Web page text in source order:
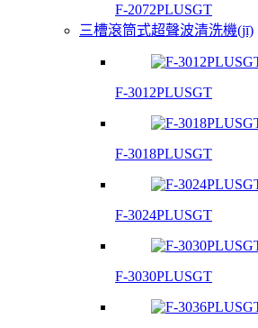
F-2072PLUSGT
三槽滾筒式超聲波清洗機(jī)
F-3012PLUSGT
F-3018PLUSGT
F-3024PLUSGT
F-3030PLUSGT